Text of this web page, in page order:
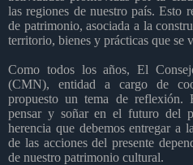
las regiones de nuestro país. Esto
de patrimonio, asociada a la
territorio, bienes y prácticas que se
Como todos los años, El
(CMN), entidad a cargo de
propuesto un tema de
pensar y soñar en el futuro del
herencia que debemos entregar a
de las acciones del presente
de nuestro patrimonio cultural.